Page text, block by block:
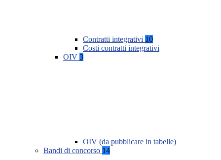
Contratti integrativi 10
Costi contratti integrativi
OIV 3
OIV (da pubblicare in tabelle)
Bandi di concorso 14